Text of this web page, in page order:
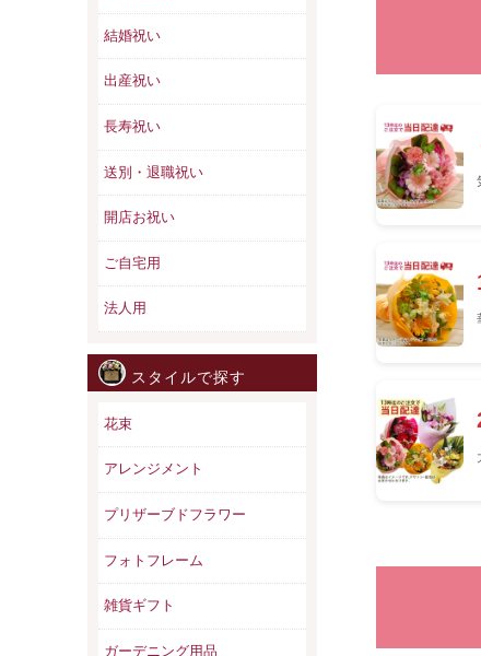
結婚祝い
出産祝い
長寿祝い
送別・退職祝い
開店お祝い
ご自宅用
法人用
スタイルで探す
花束
アレンジメント
プリザーブドフラワー
フォトフレーム
雑貨ギフト
ガーデニング用品